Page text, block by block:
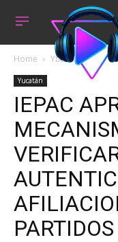
Home Yucatán
Yucatán
IEPAC